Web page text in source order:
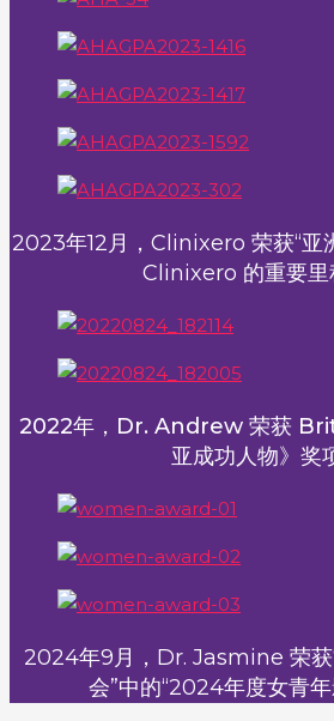
2023年12月，Clinixero 荣获“亚
Clinixero 的重要里
2022年，Dr. Andrew 荣获
亚成功人物》奖
2024年9月，Dr. Jasmine 荣获
会”中的“2024年度女青年